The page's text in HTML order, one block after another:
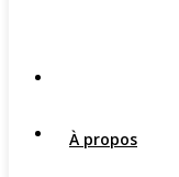
À propos